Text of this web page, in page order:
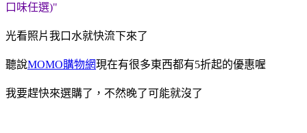
口味任選)"
光看照片我口水就快流下來了
聽說MOMO購物網現在有很多東西都有5折起的優惠喔
我要趕快來選購了，不然晚了可能就沒了